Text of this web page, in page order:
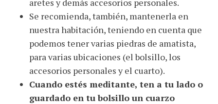
aretes y demás accesorios personales.
Se recomienda, también, mantenerla en
nuestra habitación, teniendo en cuenta que
podemos tener varias piedras de amatista,
para varias ubicaciones (el bolsillo, los
accesorios personales y el cuarto).
Cuando estés meditante, ten a tu lado o
guardado en tu bolsillo un cuarzo